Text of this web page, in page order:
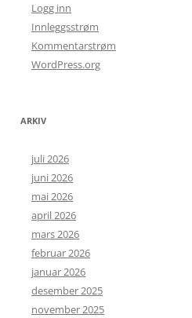
Logg inn
Innleggsstrøm
Kommentarstrøm
WordPress.org
ARKIV
juli 2026
juni 2026
mai 2026
april 2026
mars 2026
februar 2026
januar 2026
desember 2025
november 2025